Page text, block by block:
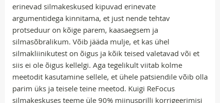
erinevad silmakeskused kipuvad erinevate
argumentidega kinnitama, et just nende tehtav
protseduur on kõige parem, kaasaegsem ja
silmasõbralikum. Võib jääda mulje, et kas ühel
silmakliinikutest on õigus ja kõik teised valetavad või et
siis ei ole õigus kellelgi. Aga tegelikult viitab kolme
meetodit kasutamine sellele, et ühele patsiendile võib olla
parim üks ja teisele teine meetod. Kuigi ReFocus
silmakeskuses teeme üle 90% miinusprilli korrigeerimisi